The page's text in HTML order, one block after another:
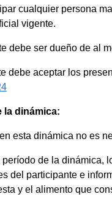
cualquier persona
vigente.
debe ser dueño de al
debe aceptar los
la dinámica:
esta dinámica no es
período de la dinámica,
del participante e
y el alimento que